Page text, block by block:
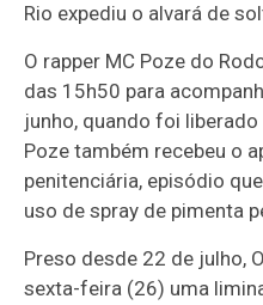
Rio expediu o alvará de
O rapper MC Poze do
das 15h50 para
junho, quando foi
Poze também recebeu o
penitenciária, episódio
uso de spray de pimenta
Preso desde 22 de julho,
sexta-feira (26) uma